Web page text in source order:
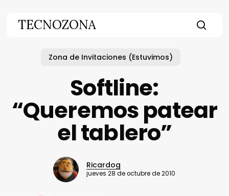
TECNOZONA
Zona de Invitaciones (Estuvimos)
Softline:
“Queremos patear
el tablero”
Ricardog
jueves 28 de octubre de 2010